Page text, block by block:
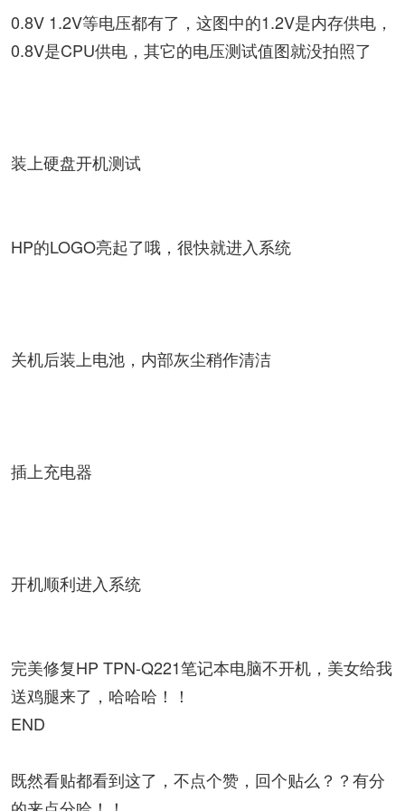
0.8V 1.2V等电压都有了，这图中的1.2V是内存供电，
0.8V是CPU供电，其它的电压测试值图就没拍照了
装上硬盘开机测试
HP的LOGO亮起了哦，很快就进入系统
关机后装上电池，内部灰尘稍作清洁
插上充电器
开机顺利进入系统
完美修复HP TPN-Q221笔记本电脑不开机，美女给我
送鸡腿来了，哈哈哈！！
END
既然看贴都看到这了，不点个赞，回个贴么？？有分